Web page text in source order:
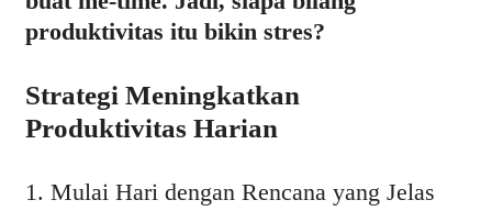
produktivitas itu bikin stres?
Strategi Meningkatkan
Produktivitas Harian
1. Mulai Hari dengan Rencana yang Jelas